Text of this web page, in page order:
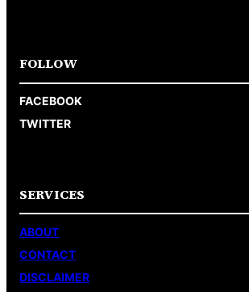
FOLLOW
FACEBOOK
TWITTER
SERVICES
ABOUT
CONTACT
DISCLAIMER